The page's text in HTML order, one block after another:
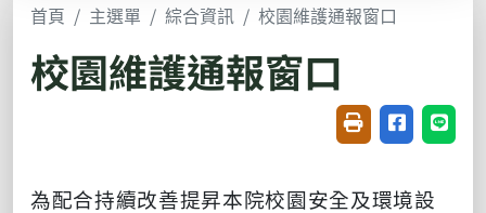
首頁 主選單 綜合資訊 校園維護通報窗口
校園維護通報窗口
友善列印(開新視
分享至臉書
分享
為配合持續改善提昇本院校園安全及環境設